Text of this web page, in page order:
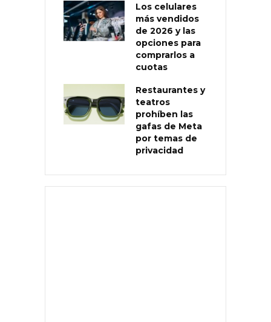
Los celulares
más vendidos
de 2026 y las
opciones para
comprarlos a
cuotas
Restaurantes y
teatros
prohíben las
gafas de Meta
por temas de
privacidad